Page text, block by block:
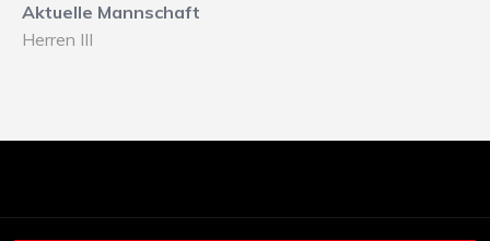
Aktuelle Mannschaft
Herren III